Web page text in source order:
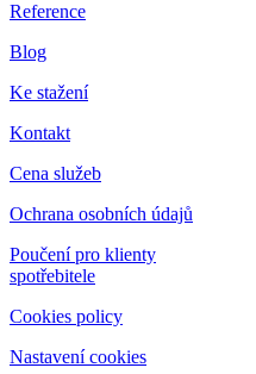
Reference
Blog
Ke stažení
Kontakt
Cena služeb
Ochrana osobních údajů
Poučení pro klienty
spotřebitele
Cookies policy
Nastavení cookies